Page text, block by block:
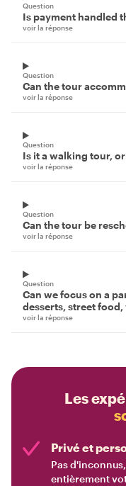
Question
Is payment handled
voir la réponse
Question
Can the tour
voir la réponse
Question
Is it a walking tour,
voir la réponse
Question
Can the tour be
voir la réponse
Question
Can we focus on a
desserts, street food,
voir la réponse
Les
Privé et
Pas
entièrement